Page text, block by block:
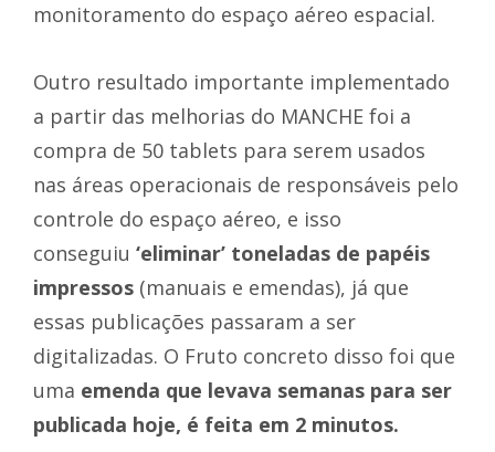
monitoramento do espaço aéreo espacial.
Outro resultado importante implementado
a partir das melhorias do MANCHE foi a
compra de 50 tablets para serem usados
nas áreas operacionais de responsáveis pelo
controle do espaço aéreo, e isso
conseguiu ‘eliminar’ toneladas de papéis
impressos (manuais e emendas), já que
essas publicações passaram a ser
digitalizadas. O Fruto concreto disso foi que
uma emenda que levava semanas para ser
publicada hoje, é feita em 2 minutos.